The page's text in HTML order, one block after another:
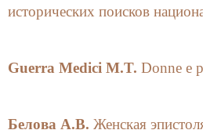
«Российские женщины и
гостей были ученые из
США, Украины, Финляндии,
Тема истории женского
исторических поисков
Guerra Medici M.T. Donne e
Белова А.В. Женская